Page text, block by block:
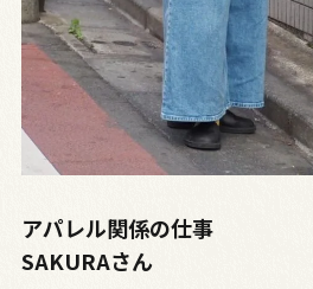
アパレル関係の仕事
SAKURAさん